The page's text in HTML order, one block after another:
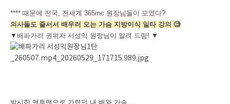
**** 때문에 전국, 전세계 365mc 원장님들이 모였다?
의사들도 줄서서 배우러 오는 가슴 지방이식 일타 강의 🧐
▼배파가리 권위자 서성익 원장님이 알려 드림! ▼
박시한 맨투맨으로 가렸던 내 배와 가슴…